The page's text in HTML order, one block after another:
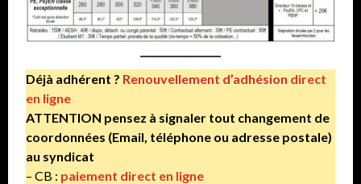
Déjà adhérent ? Renouvellement d’adhésion direct
en ligne
ATTENTION pensez à signaler tout changement de
coordonnées (Email, téléphone ou adresse postale)
au syndicat
– CB : paiement direct en ligne